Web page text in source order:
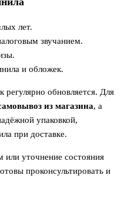
лет.
звучанием.
и обложек.
обновляется. Для
из магазина, а
упаковкой,
при доставке.
уточнение состояния
проконсультировать и